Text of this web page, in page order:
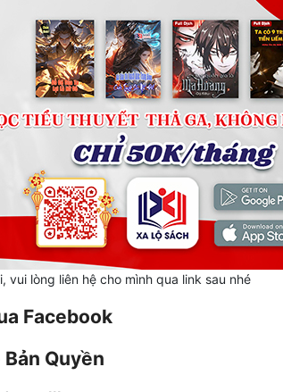
lòng liên hệ cho mình qua link sau nhé
Facebook
Quyền